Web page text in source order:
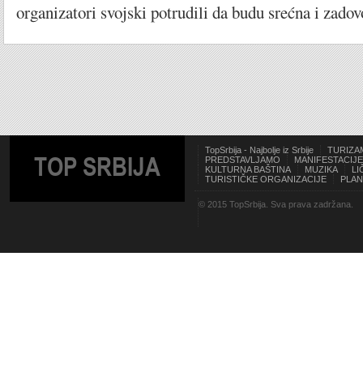
organizatori svojski potrudili da budu srećna i
TOP SRBIJA
TopSrbija - Najbolje iz Srbije
PREDSTAVLJAMO
MANIFESTACIJE
KULTURNA BAŠTINA
MUZIKA
TURISTIČKE ORGANIZACIJE
© 2015 TopSrbija. Sva prava zadržana.